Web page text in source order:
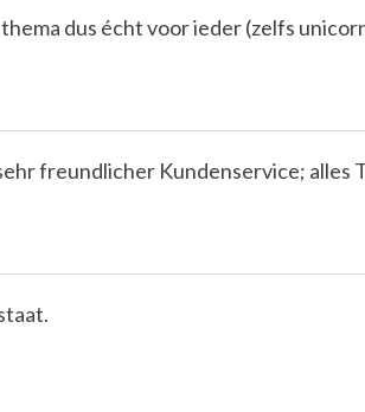
dus écht voor ieder (zelfs
freundlicher Kundenservice; alles